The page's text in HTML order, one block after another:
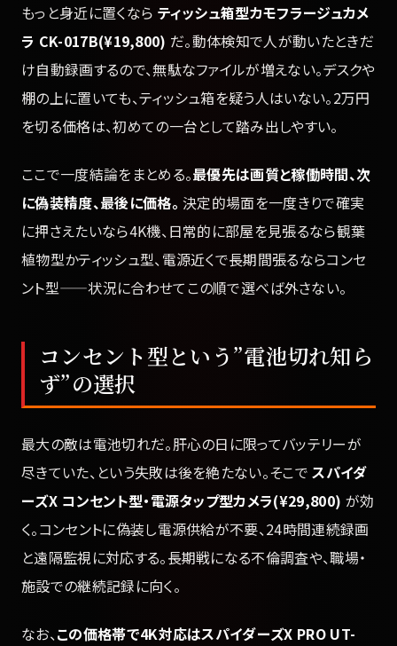
もっと身近に置くなら ティッシュ箱型カモフラージュカメ
ラ CK-017B(¥19,800) だ。動体検知で人が動いたときだ
け自動録画するので、無駄なファイルが増えない。デスクや
棚の上に置いても、ティッシュ箱を疑う人はいない。2万円
を切る価格は、初めての一台として踏み出しやすい。
ここで一度結論をまとめる。最優先は画質と稼働時間、次
に偽装精度、最後に価格。 決定的場面を一度きりで確実
に押さえたいなら4K機、日常的に部屋を見張るなら観葉
植物型かティッシュ型、電源近くで長期間張るならコンセ
ント型——状況に合わせてこの順で選べば外さない。
コンセント型という”電池切れ知ら
ず”の選択
最大の敵は電池切れだ。肝心の日に限ってバッテリーが
尽きていた、という失敗は後を絶たない。そこでスパイダ
ーズX コンセント型・電源タップ型カメラ(¥29,800) が効
く。コンセントに偽装し電源供給が不要、24時間連続録画
と遠隔監視に対応する。長期戦になる不倫調査や、職場・
施設での継続記録に向く。
なお、この価格帯で4K対応はスパイダーズX PRO UT-